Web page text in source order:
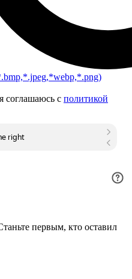
соглашаюсь с политикой
первым, кто оставил